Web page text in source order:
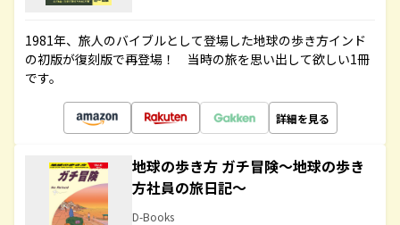
1981年、旅人のバイブルとして登場した地球の歩き方インド
の初版が復刻版で再登場！ 当時の旅を思い出して欲しい1冊
です。
詳細を見る
地球の歩き方 ガチ冒険～地球の歩き
方社員の旅日記～
D-Books